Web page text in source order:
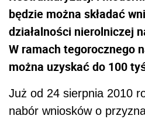
będzie można składać
działalności nierolniczej
W ramach tegorocznego
można uzyskać do 100
Już od 24 sierpnia 2010
nabór wniosków o